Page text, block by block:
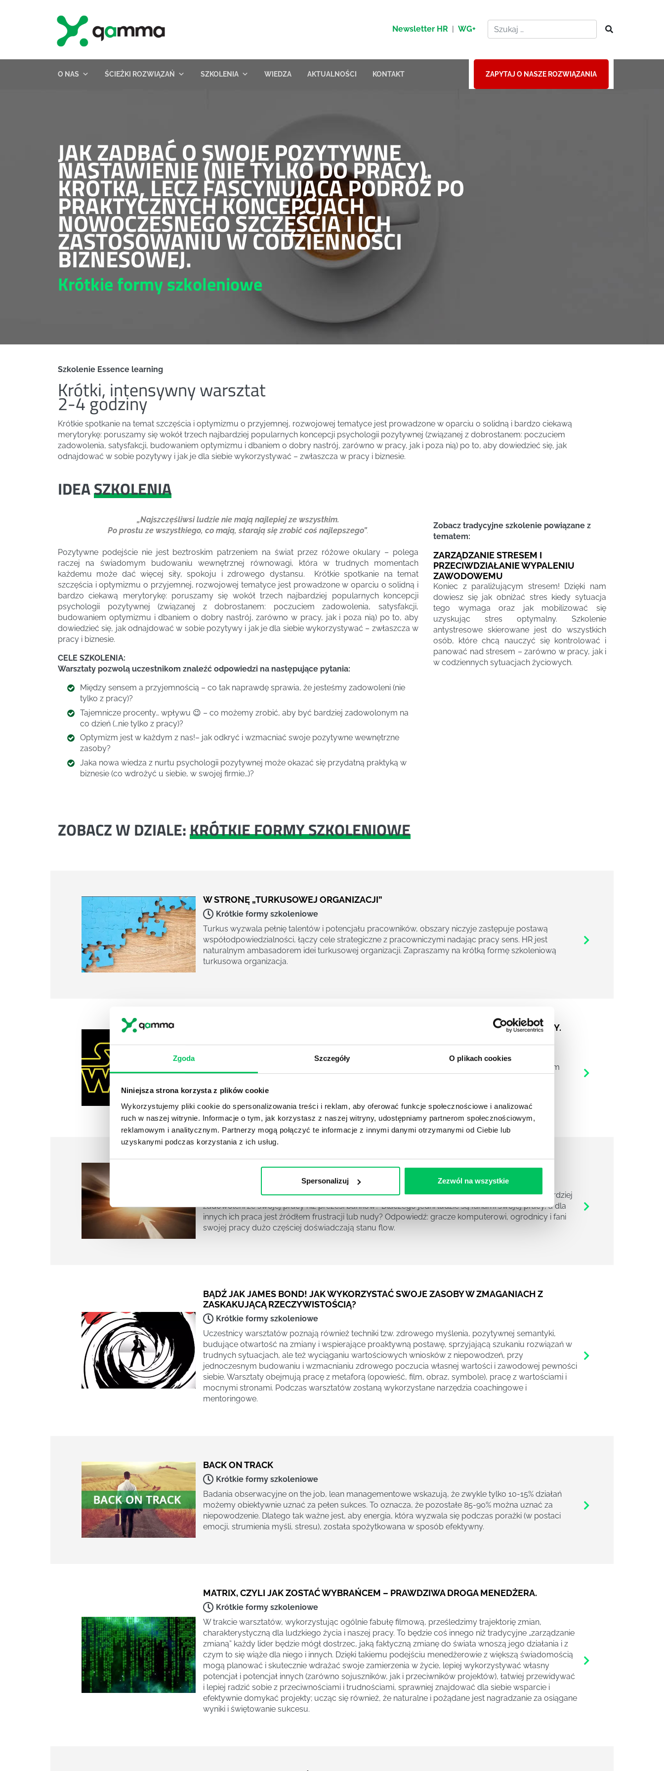
Zgoda Szczegóły O plikach cookies
Niniejsza strona korzysta z plików cookie
Wykorzystujemy pliki cookie do spersonalizowania treści i reklam, aby oferować funkcje społecznościowe i analizować
ruch w naszej witrynie. Informacje o tym, jak korzystasz z naszej witryny, udostępniamy partnerom społecznościowym,
reklamowym i analitycznym. Partnerzy mogą połączyć te informacje z innymi danymi otrzymanymi od Ciebie lub
uzyskanymi podczas korzystania z ich usług.
Spersonalizuj Zezwól na wszystkie
Newsletter HR | WG+
O NAS ŚCIEŻKI ROZWIĄZAŃ SZKOLENIA WIEDZA AKTUALNOŚCI KONTAKT ZAPYTAJ O NASZE ROZWIĄZANIA
JAK ZADBAĆ O SWOJE POZYTYWNE
NASTAWIENIE (NIE TYLKO DO PRACY).
KRÓTKA, LECZ FASCYNUJĄCA PODRÓŻ PO
PRAKTYCZNYCH KONCEPCJACH
NOWOCZESNEGO SZCZĘŚCIA I ICH
ZASTOSOWANIU W CODZIENNOŚCI
BIZNESOWEJ.
Krótkie formy szkoleniowe
Szkolenie Essence learning
Krótki, intensywny warsztat
2-4 godziny
Krótkie spotkanie na temat szczęścia i optymizmu o przyjemnej, rozwojowej tematyce jest prowadzone w oparciu o solidną i bardzo ciekawą
merytorykę: poruszamy się wokół trzech najbardziej popularnych koncepcji psychologii pozytywnej (związanej z dobrostanem: poczuciem
zadowolenia, satysfakcji, budowaniem optymizmu i dbaniem o dobry nastrój, zarówno w pracy, jak i poza nią) po to, aby dowiedzieć się, jak
odnajdować w sobie pozytywy i jak je dla siebie wykorzystywać – zwłaszcza w pracy i biznesie.
IDEASZKOLENIA
„Najszczęśliwsi ludzie nie mają najlepiej ze wszystkim.
Po prostu ze wszystkiego, co mają, starają się zrobić coś najlepszego”.
Pozytywne podejście nie jest beztroskim patrzeniem na świat przez różowe okulary – polega
raczej na świadomym budowaniu wewnętrznej równowagi, która w trudnych momentach
każdemu może dać więcej siły, spokoju i zdrowego dystansu. Krótkie spotkanie na temat
szczęścia i optymizmu o przyjemnej, rozwojowej tematyce jest prowadzone w oparciu o solidną i
bardzo ciekawą merytorykę: poruszamy się wokół trzech najbardziej popularnych koncepcji
psychologii pozytywnej (związanej z dobrostanem: poczuciem zadowolenia, satysfakcji,
budowaniem optymizmu i dbaniem o dobry nastrój, zarówno w pracy, jak i poza nią) po to, aby
dowiedzieć się, jak odnajdować w sobie pozytywy i jak je dla siebie wykorzystywać – zwłaszcza w
pracy i biznesie.
CELE SZKOLENIA:
Warsztaty pozwolą uczestnikom znaleźć odpowiedzi na następujące pytania:
Między sensem a przyjemnością – co tak naprawdę sprawia, że jesteśmy zadowoleni (nie
tylko z pracy)?
Tajemnicze procenty… wpływu 😉 – co możemy zrobić, aby być bardziej zadowolonym na
co dzień (…nie tylko z pracy)?
Optymizm jest w każdym z nas!– jak odkryć i wzmacniać swoje pozytywne wewnętrzne
zasoby?
Jaka nowa wiedza z nurtu psychologii pozytywnej może okazać się przydatną praktyką w
biznesie (co wdrożyć u siebie, w swojej firmie…)?
Zobacz tradycyjne szkolenie powiązane z
tematem:
ZARZĄDZANIE STRESEM I
PRZECIWDZIAŁANIE WYPALENIU
ZAWODOWEMU
Koniec z paraliżującym stresem! Dzięki nam
dowiesz się jak obniżać stres kiedy sytuacja
tego wymaga oraz jak mobilizować się
uzyskując stres optymalny. Szkolenie
antystresowe skierowane jest do wszystkich
osób, które chcą nauczyć się kontrolować i
panować nad stresem – zarówno w pracy, jak i
w codziennych sytuacjach życiowych.
ZOBACZ W DZIALE:KRÓTKIE FORMY SZKOLENIOWE
W STRONĘ „TURKUSOWEJ ORGANIZACJI”
Krótkie formy szkoleniowe
Turkus wyzwala pełnię talentów i potencjału pracowników, obszary niczyje zastępuje postawą
współodpowiedzialności, łączy cele strategiczne z pracowniczymi nadając pracy sens. HR jest
naturalnym ambasadorem idei turkusowej organizacji. Zapraszamy na krótką formę szkoleniową
turkusowa organizacja.
GWIEZDNE WOJNY, CZYLI Z CZYM TAK NAPRAWDĘ ZMAGAMY SIĘ W NASZEJ PRACY.
„Gwiezdne wojny” są niezwykłą filmową sagą, która od 40 lat podbija serca publiczności na całym
opowieści – przebrzmiewają pewne uniwersalne prawdy, które dotyczą każdego z nas (tego, jak
FLOW JAK PRZEJŚĆ OD APATII DO PASJI W MIEJSCU PRACY?
Krótkie formy szkoleniowe
Dlaczego wiele ludzi bardziej lubi gry komputerowe niż swoją pracę? Dlaczego ogrodnicy są bardziej
zadowoleni ze swojej pracy niż prezesi banków? Dlaczego jedni ludzie są fanami swojej pracy, a dla
innych ich praca jest źródłem frustracji lub nudy? Odpowiedź: gracze komputerowi, ogrodnicy i fani
swojej pracy dużo częściej doświadczają stanu flow.
BĄDŹ JAK JAMES BOND! JAK WYKORZYSTAĆ SWOJE ZASOBY W ZMAGANIACH Z
ZASKAKUJĄCĄ RZECZYWISTOŚCIĄ?
Krótkie formy szkoleniowe
Uczestnicy warsztatów poznają również techniki tzw. zdrowego myślenia, pozytywnej semantyki,
budujące otwartość na zmiany i wspierające proaktywną postawę, sprzyjającą szukaniu rozwiązań w
trudnych sytuacjach, ale też wyciąganiu wartościowych wniosków z niepowodzeń, przy
jednoczesnym budowaniu i wzmacnianiu zdrowego poczucia własnej wartości i zawodowej pewności
siebie. Warsztaty obejmują pracę z metaforą (opowieść, film, obraz, symbole), pracę z wartościami i
mocnymi stronami. Podczas warsztatów zostaną wykorzystane narzędzia coachingowe i
mentoringowe.
BACK ON TRACK
Krótkie formy szkoleniowe
Badania obserwacyjne on the job, lean managementowe wskazują, że zwykle tylko 10-15% działań
możemy obiektywnie uznać za pełen sukces. To oznacza, że pozostałe 85-90% można uznać za
niepowodzenie. Dlatego tak ważne jest, aby energia, która wyzwala się podczas porażki (w postaci
emocji, strumienia myśli, stresu), została spożytkowana w sposób efektywny.
MATRIX, CZYLI JAK ZOSTAĆ WYBRAŃCEM – PRAWDZIWA DROGA MENEDŻERA.
Krótkie formy szkoleniowe
W trakcie warsztatów, wykorzystując ogólnie fabułę filmową, prześledzimy trajektorię zmian,
charakterystyczną dla ludzkiego życia i naszej pracy. To będzie coś innego niż tradycyjne „zarządzanie
zmianą” każdy lider będzie mógł dostrzec, jaką faktyczną zmianę do świata wnoszą jego działania i z
czym to się wiąże dla niego i innych. Dzięki takiemu podejściu menedżerowie z większą świadomością
mogą planować i skutecznie wdrażać swoje zamierzenia w życie, lepiej wykorzystywać własny
potencjał i potencjał innych (zarówno sojuszników, jak i przeciwników projektów), łatwiej przewidywać
i lepiej radzić sobie z przeciwnościami i trudnościami, sprawniej znajdować dla siebie wsparcie i
efektywnie domykać projekty; ucząc się również, że naturalne i pożądane jest nagradzanie za osiągane
wyniki i świętowanie sukcesu.